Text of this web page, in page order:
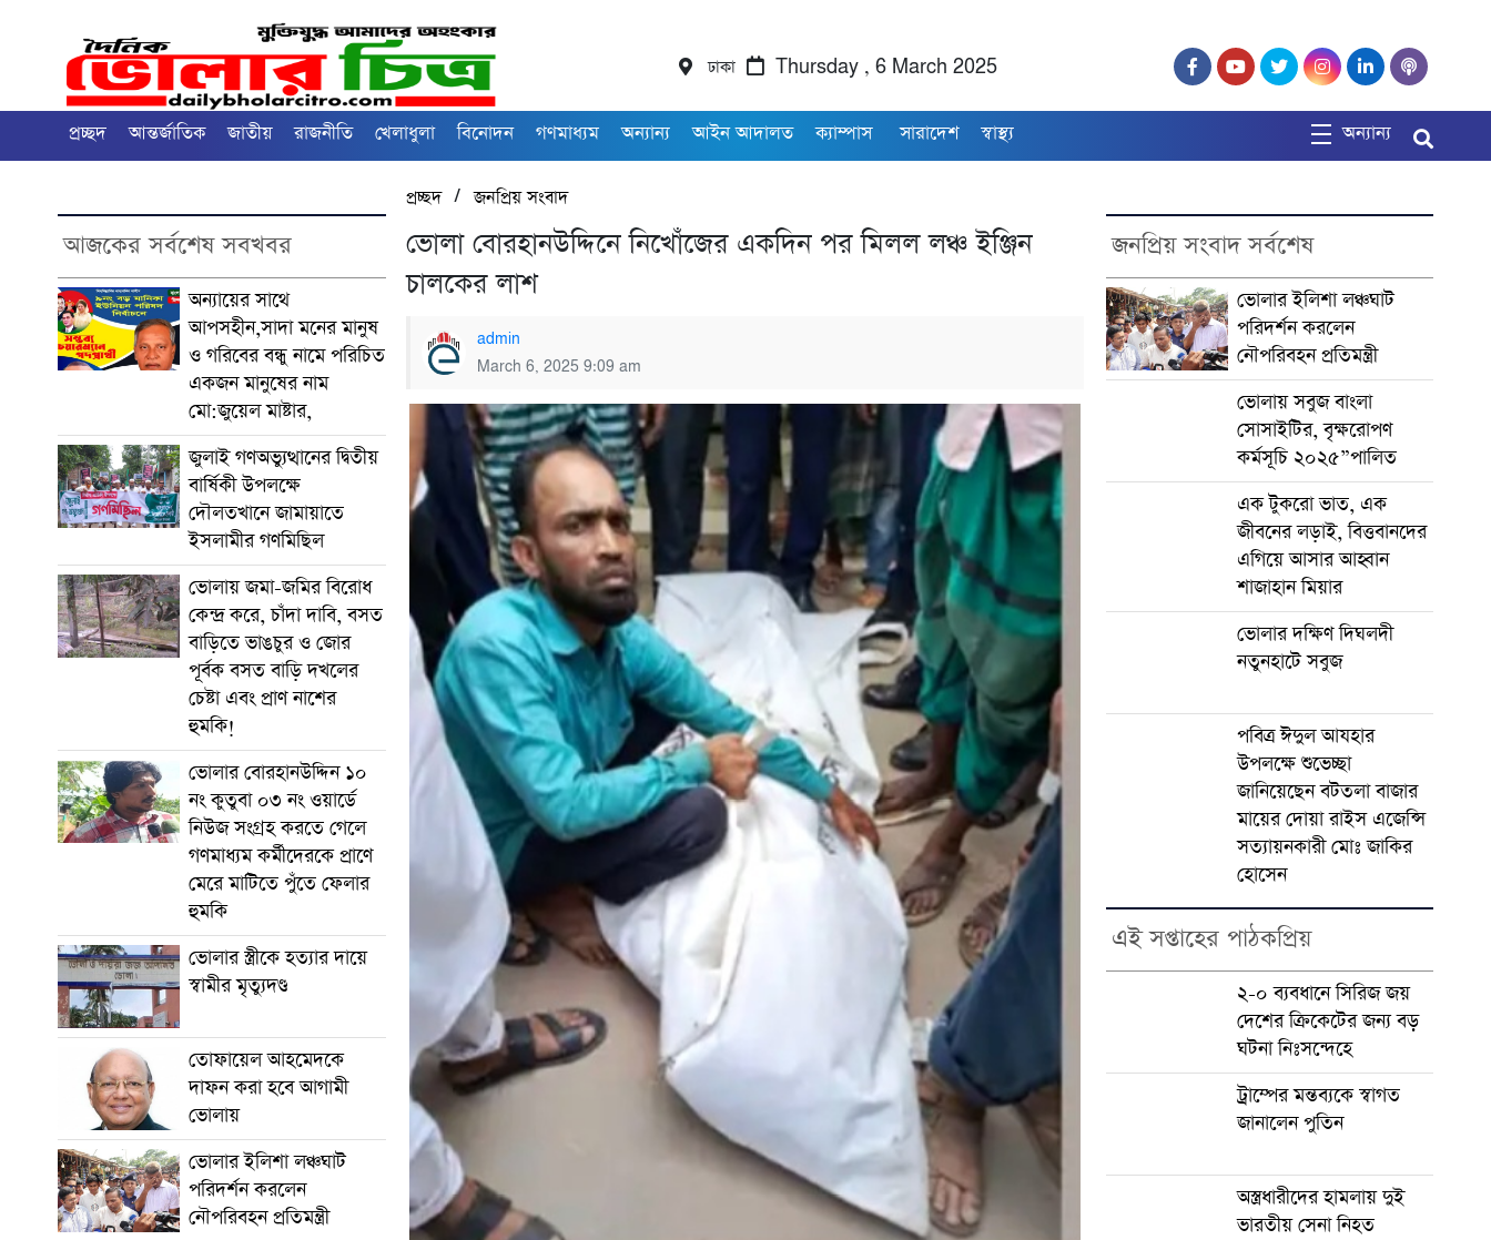
ঢাকা Thursday , 6 March 2025
প্রচ্ছদ আন্তর্জাতিক জাতীয় রাজনীতি খেলাধুলা বিনোদন গণমাধ্যম অন্যান্য আইন আদালত ক্যাম্পাস সারাদেশ স্বাস্থ্য অন্যান্য
আজকের সর্বশেষ সবখবর
অন্যায়ের সাথে
আপসহীন,সাদা মনের মানুষ
ও গরিবের বন্ধু নামে পরিচিত
একজন মানুষের নাম
মো:জুয়েল মাষ্টার,
জুলাই গণঅভ্যুত্থানের দ্বিতীয়
বার্ষিকী উপলক্ষে
দৌলতখানে জামায়াতে
ইসলামীর গণমিছিল
ভোলায় জমা-জমির বিরোধ
কেন্দ্র করে, চাঁদা দাবি, বসত
বাড়িতে ভাঙচুর ও জোর
পূর্বক বসত বাড়ি দখলের
চেষ্টা এবং প্রাণ নাশের
হুমকি! ‎
ভোলার বোরহানউদ্দিন ১০
নং কুতুবা ০৩ নং ওয়ার্ডে
নিউজ সংগ্রহ করতে গেলে
গণমাধ্যম কর্মীদেরকে প্রাণে
মেরে মাটিতে পুঁতে ফেলার
হুমকি
ভোলার স্ত্রীকে হত্যার দায়ে
স্বামীর মৃত্যুদণ্ড
তোফায়েল আহমেদকে
দাফন করা হবে আগামী
ভোলায়
ভোলার ইলিশা লঞ্চঘাট
পরিদর্শন করলেন
নৌপরিবহন প্রতিমন্ত্রী
প্রচ্ছদ/জনপ্রিয় সংবাদ
ভোলা বোরহানউদ্দিনে নিখোঁজের একদিন পর মিলল লঞ্চ ইঞ্জিন
চালকের লাশ
admin
March 6, 2025 9:09 am
জনপ্রিয় সংবাদ সর্বশেষ
ভোলার ইলিশা লঞ্চঘাট
পরিদর্শন করলেন
নৌপরিবহন প্রতিমন্ত্রী
ভোলায় সবুজ বাংলা
সোসাইটির, বৃক্ষরোপণ
কর্মসূচি ২০২৫”পালিত
এক টুকরো ভাত, এক
জীবনের লড়াই, বিত্তবানদের
এগিয়ে আসার আহ্বান
শাজাহান মিয়ার
ভোলার দক্ষিণ দিঘলদী
নতুনহাটে সবুজ
পবিত্র ঈদুল আযহার
উপলক্ষে শুভেচ্ছা
জানিয়েছেন বটতলা বাজার
মায়ের দোয়া রাইস এজেন্সি
সত্যায়নকারী মোঃ জাকির
হোসেন
এই সপ্তাহের পাঠকপ্রিয়
২-০ ব্যবধানে সিরিজ জয়
দেশের ক্রিকেটের জন্য বড়
ঘটনা নিঃসন্দেহে
ট্রাম্পের মন্তব্যকে স্বাগত
জানালেন পুতিন
অস্ত্রধারীদের হামলায় দুই
ভারতীয় সেনা নিহত